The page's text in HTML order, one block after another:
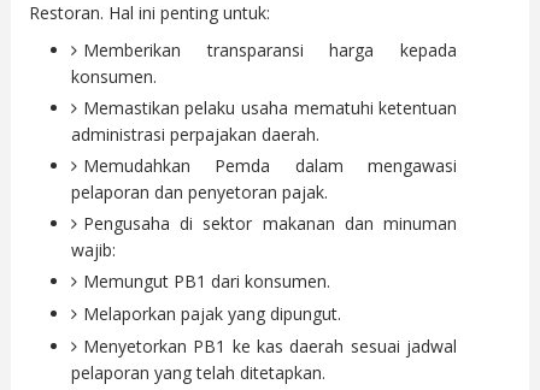
Restoran. Hal ini penting untuk:
Memberikan transparansi harga kepada
konsumen.
Memastikan pelaku usaha mematuhi ketentuan
administrasi perpajakan daerah.
Memudahkan Pemda dalam mengawasi
pelaporan dan penyetoran pajak.
Pengusaha di sektor makanan dan minuman
wajib:
Memungut PB1 dari konsumen.
Melaporkan pajak yang dipungut.
Menyetorkan PB1 ke kas daerah sesuai jadwal
pelaporan yang telah ditetapkan.